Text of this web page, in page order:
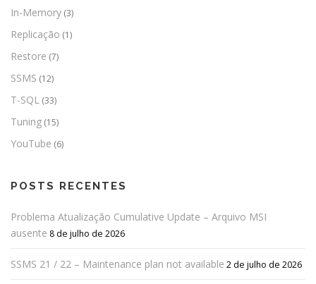
In-Memory (3)
Replicação (1)
Restore (7)
SSMS (12)
T-SQL (33)
Tuning (15)
YouTube (6)
POSTS RECENTES
Problema Atualização Cumulative Update – Arquivo MSI
ausente 8 de julho de 2026
SSMS 21 / 22 – Maintenance plan not available 2 de julho de 2026